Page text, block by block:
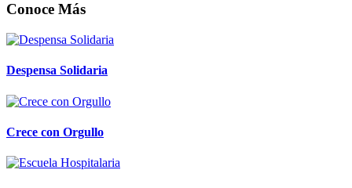
Conoce Más
Despensa Solidaria
Crece con Orgullo